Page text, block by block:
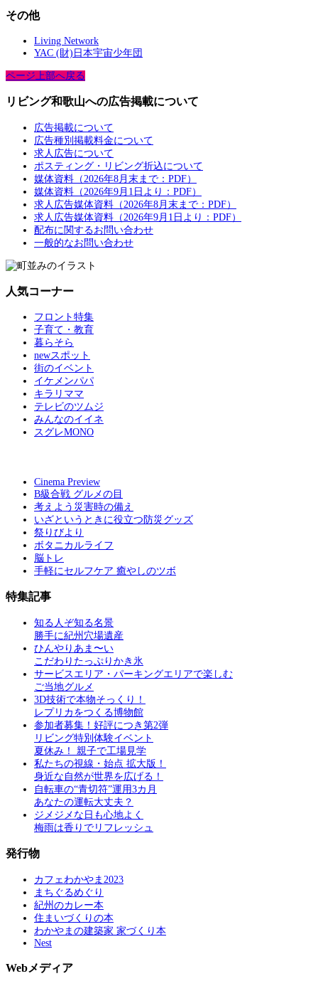
その他
Living Network
YAC (財)日本宇宙少年団
ページ上部へ戻る
リビング和歌山への広告掲載について
広告掲載について
広告種別掲載料金について
求人広告について
ポスティング・リビング折込について
媒体資料（2026年8月末まで：PDF）
媒体資料（2026年9月1日より：PDF）
求人広告媒体資料（2026年8月末まで：PDF）
求人広告媒体資料（2026年9月1日より：PDF）
配布に関するお問い合わせ
一般的なお問い合わせ
人気コーナー
フロント特集
子育て・教育
暮らそら
newスポット
街のイベント
イケメンパパ
キラリママ
テレビのツムジ
みんなのイイネ
スグレMONO
Cinema Preview
B級合戦 グルメの目
考えよう災害時の備え
いざというときに役立つ防災グッズ
祭りびより
ボタニカルライフ
脳トレ
手軽にセルフケア 癒やしのツボ
特集記事
知る人ぞ知る名景
勝手に紀州穴場遺産
ひんやりあま〜い
こだわりたっぷりかき氷
サービスエリア・パーキングエリアで楽しむ
ご当地グルメ
3D技術で本物そっくり！
レプリカをつくる博物館
参加者募集！好評につき第2弾
リビング特別体験イベント
夏休み！ 親子で工場見学
私たちの視線・始点 拡大版！
身近な自然が世界を広げる！
自転車の“青切符”運用3カ月
あなたの運転大丈夫？
ジメジメな日も心地よく
梅雨は香りでリフレッシュ
発行物
カフェわかやま2023
まちぐるめぐり
紀州のカレー本
住まいづくりの本
わかやまの建築家 家づくり本
Nest
Webメディア